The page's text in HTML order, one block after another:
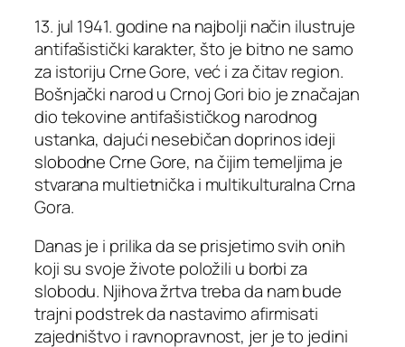
13. jul 1941. godine na najbolji način ilustruje
antifašistički karakter, što je bitno ne samo
za istoriju Crne Gore, već i za čitav region.
Bošnjački narod u Crnoj Gori bio je značajan
dio tekovine antifašističkog narodnog
ustanka, dajući nesebičan doprinos ideji
slobodne Crne Gore, na čijim temeljima je
stvarana multietnička i multikulturalna Crna
Gora.
Danas je i prilika da se prisjetimo svih onih
koji su svoje živote položili u borbi za
slobodu. Njihova žrtva treba da nam bude
trajni podstrek da nastavimo afirmisati
zajedništvo i ravnopravnost, jer je to jedini